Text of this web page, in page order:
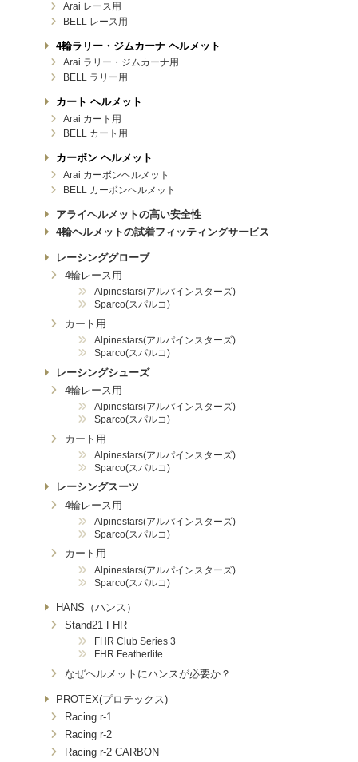
Arai レース用
BELL レース用
4輪ラリー・ジムカーナ ヘルメット
Arai ラリー・ジムカーナ用
BELL ラリー用
カート ヘルメット
Arai カート用
BELL カート用
カーボン ヘルメット
Arai カーボンヘルメット
BELL カーボンヘルメット
アライヘルメットの高い安全性
4輪ヘルメットの試着フィッティングサービス
レーシンググローブ
4輪レース用
Alpinestars(アルパインスターズ)
Sparco(スパルコ)
カート用
Alpinestars(アルパインスターズ)
Sparco(スパルコ)
レーシングシューズ
4輪レース用
Alpinestars(アルパインスターズ)
Sparco(スパルコ)
カート用
Alpinestars(アルパインスターズ)
Sparco(スパルコ)
レーシングスーツ
4輪レース用
Alpinestars(アルパインスターズ)
Sparco(スパルコ)
カート用
Alpinestars(アルパインスターズ)
Sparco(スパルコ)
HANS（ハンス）
Stand21 FHR
FHR Club Series 3
FHR Featherlite
なぜヘルメットにハンスが必要か？
PROTEX(プロテックス)
Racing r-1
Racing r-2
Racing r-2 CARBON